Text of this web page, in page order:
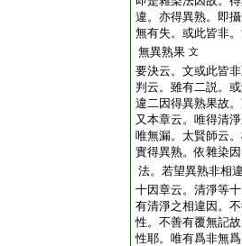
違。亦得異熟。即
無有失。或此皆非
無異熟果 文
要決云。文或此皆
判云。雖有二説。
違二因得異熟果故
又本章云。唯得清
唯無漏。太賢師云
實得異熟。依雜染
法。若望異熟非相
十因章云。清淨等
有清淨之相違因。
性。不善有覆無記
性耶。唯有爲非無